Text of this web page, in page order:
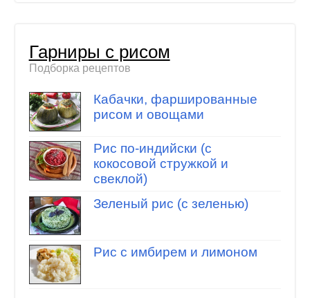
Гарниры с рисом
Подборка рецептов
Кабачки, фаршированные
рисом и овощами
Рис по-индийски (с
кокосовой стружкой и
свеклой)
Зеленый рис (с зеленью)
Рис с имбирем и лимоном